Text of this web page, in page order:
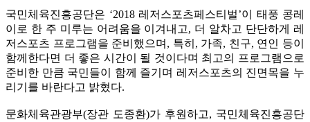
국민체육진흥공단은 ‘2018 레저스포츠페스티벌’이 태풍 콩레
이로 한 주 미루는 어려움을 이겨내고, 더 알차고 단단하게 레
저스포츠 프로그램을 준비했으며, 특히, 가족, 친구, 연인 등이
함께한다면 더 좋은 시간이 될 것이다며 최고의 프로그램으로
준비한 만큼 국민들이 함께 즐기며 레저스포츠의 진면목을 누
리기를 바란다고 밝혔다.
문화체육관광부(장관 도종환)가 후원하고, 국민체육진흥공단